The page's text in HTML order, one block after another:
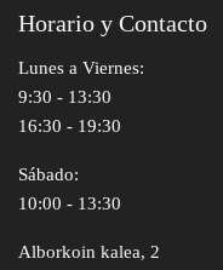
Horario y Contacto
Lunes a Viernes:
9:30 - 13:30
16:30 - 19:30
Sábado:
10:00 - 13:30
Alborkoin kalea, 2